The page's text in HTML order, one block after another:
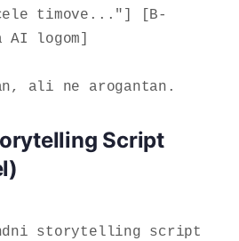
cele timove..."] [B-
logom]
ali ne arogantan.
Script
storytelling script